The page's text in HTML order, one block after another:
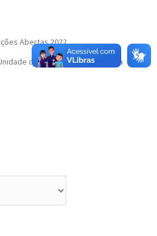
Abertas 2022
de Saúde da Família Isaura